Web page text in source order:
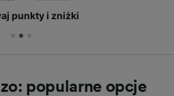
punkty i zniżki
popularne opcje